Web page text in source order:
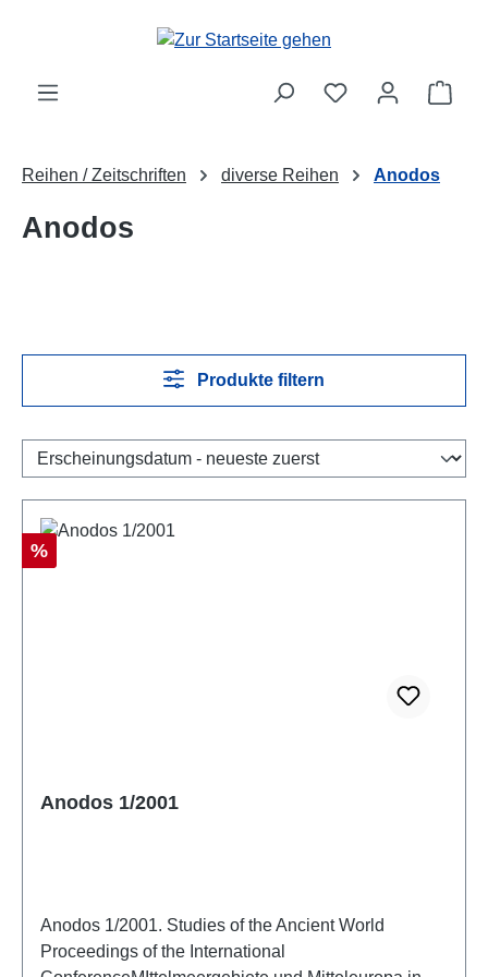
Zum Hauptinhalt springen
Reihen / Zeitschriften diverse Reihen Anodos
Anodos
Produkte filtern
Rabatt
%
Anodos 1/2001
Anodos 1/2001. Studies of the Ancient World
Proceedings of the International